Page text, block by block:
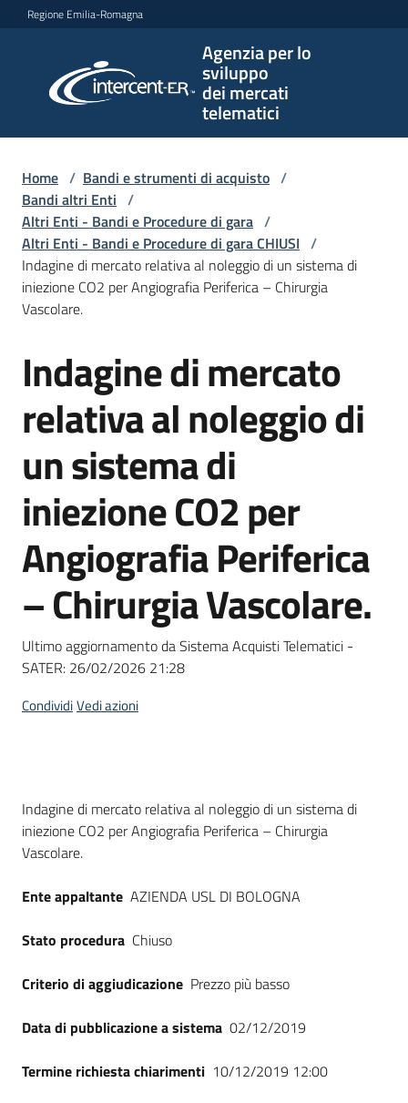
Vai al contenuto
Vai alla navigazione
Vai al footer
Regione Emilia-Romagna
Agenzia per lo
sviluppo
dei mercati
telematici
per lo
sviluppo
telematici
L'Agenzia
e
strumenti
acquisto
Supporto
Piattaforme
telematiche
Seguici
su
Home / Bandi e strumenti di acquisto /
Bandi altri Enti /
Altri Enti - Bandi e Procedure di gara /
Altri Enti - Bandi e Procedure di gara CHIUSI /
Indagine di mercato relativa al noleggio di un sistema di
iniezione CO2 per Angiografia Periferica – Chirurgia
Vascolare.
Salta al contenuto
Indagine di mercato
relativa al noleggio di
un sistema di
iniezione CO2 per
Angiografia Periferica
– Chirurgia Vascolare.
Ultimo aggiornamento da Sistema Acquisti Telematici -
SATER: 26/02/2026 21:28
CondividiVedi azioni
Dati del bando
Indagine di mercato relativa al noleggio di un sistema di
iniezione CO2 per Angiografia Periferica – Chirurgia
Vascolare.
Ente appaltante AZIENDA USL DI BOLOGNA
Stato procedura Chiuso
Criterio di aggiudicazione Prezzo più basso
Data di pubblicazione a sistema 02/12/2019
Termine richiesta chiarimenti 10/12/2019 12:00